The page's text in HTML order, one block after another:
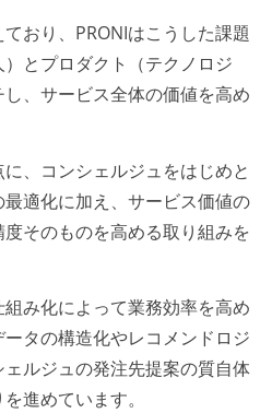
おり、PRONIはこうした課題
とプロダクト（テクノロジ
、サービス全体の価値を高め
、コンシェルジュをはじめと
適化に加え、サービス価値の
そのものを高める取り組みを
み化によって業務効率を高め
タの構造化やレコメンドロジ
ルジュの発注先提案の質自体
進めています。